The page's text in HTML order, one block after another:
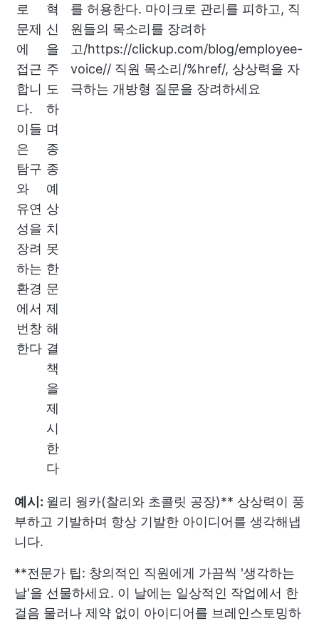
로
문제
에
접근
합니
다.
이들
은
탐구
와
유연
성을
장려
하는
환경
에서
번창
한다
혁
신
을
주
도
하
며
종
종
예
상
치
못
한
문
제
해
결
책
을
제
시
한
다
를 허용한다. 마이크로 관리를 피하고, 직
원들의 목소리를 장려하
고/https://clickup.com/blog/employee-
voice// 직원 목소리/%href/, 상상력을 자
극하는 개방형 질문을 장려하세요
예시: 윌리 웡카(찰리와 초콜릿 공장)** 상상력이 풍
부하고 기발하며 항상 기발한 아이디어를 생각해냅
니다.
**전문가 팁: 창의적인 직원에게 가끔씩 '생각하는
날'을 선물하세요. 이 날에는 일상적인 작업에서 한
걸음 물러나 제약 없이 아이디어를 브레인스토밍하